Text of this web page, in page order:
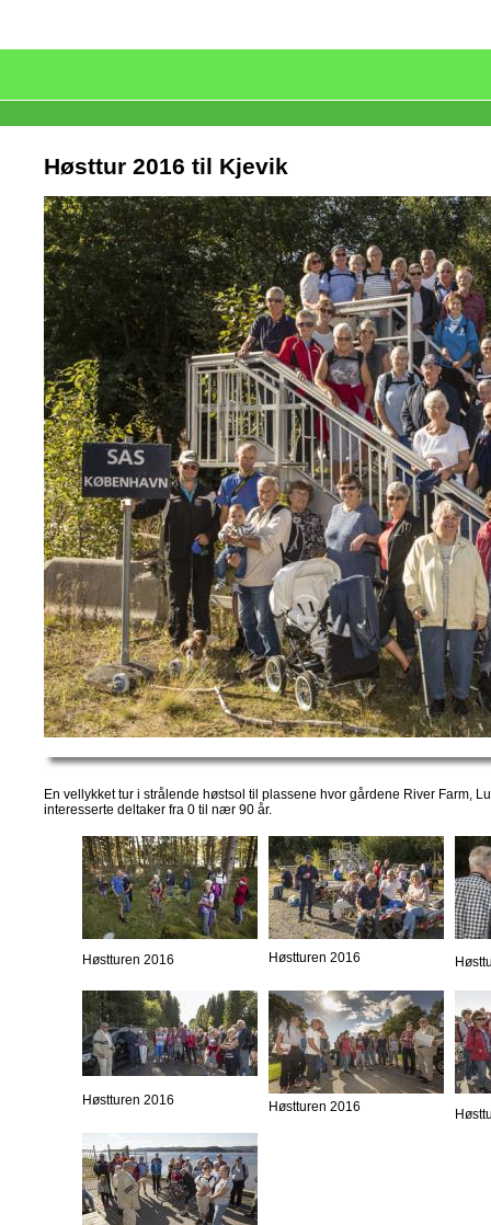
Høsttur 2016 til Kjevik
En vellykket tur i strålende høstsol til plassene hvor gårdene River Farm,
interesserte deltaker fra 0 til nær 90 år.
Høstturen 2016 Høstturen 2016
Høstturen 2016 Høstturen 2016